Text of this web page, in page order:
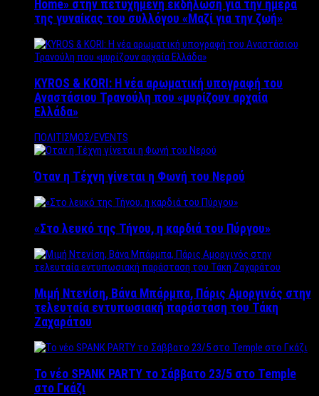
Home» στην πετυχημένη εκδήλωση για την ημέρα
της γυναίκας του συλλόγου «Μαζί για την ζωή»
KYROS & KORI: Η νέα αρωματική υπογραφή του
Αναστάσιου Τρανούλη που «μυρίζουν αρχαία
Ελλάδα»
ΠΟΛΙΤΙΣΜΟΣ/EVENTS
Όταν η Τέχνη γίνεται η Φωνή του Νερού
«Στο λευκό της Τήνου, η καρδιά του Πύργου»
Μιμή Ντενίση, Βάνα Μπάρμπα, Πάρις Αμοργινός στην
τελευταία εντυπωσιακή παράσταση του Τάκη
Ζαχαράτου
Το νέο SPANK PARTY το Σάββατο 23/5 στο Temple
στο Γκάζι